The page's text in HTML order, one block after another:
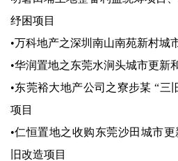
纾困项目
•万科地产之深圳南山南苑新村城
•华润置地之东莞水涧头城市更新
•东莞裕大地产公司之寮步某 “三
项目
•仁恒置地之收购东莞沙田城市
旧改造项目